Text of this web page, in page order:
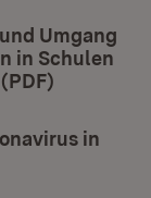
Umgang
in Schulen
in